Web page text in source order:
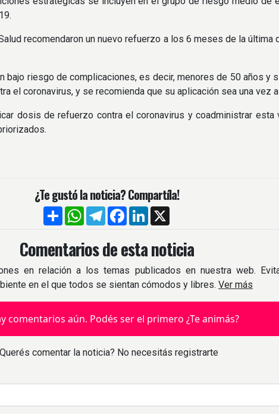
recomendaron un nuevo refuerzo a los 6 meses de la última
bajo riesgo de complicaciones, es decir, menores de 50 años y
el coronavirus, y se recomienda que su aplicación sea una vez
dosis de refuerzo contra el coronavirus y coadministrar esta
¿Te gustó la noticia? Compartíla!
CompartirWhatsApp
TelegramFacebook
LinkedIn
Comentarios de esta noticia
en relación a los temas publicados en nuestra web.
en el que todos se sientan cómodos y libres. Ver más
comentarios aún. Podés ser el primero ¿Te animás?
comentar la noticia? No necesitás registrarte